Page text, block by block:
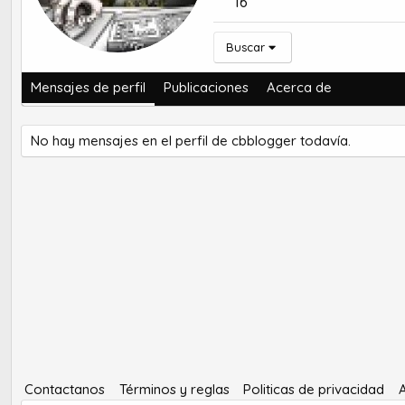
Buscar
Mensajes de perfil Publicaciones Acerca de
No hay mensajes en el perfil de cbblogger todavía.
Contactanos Términos y reglas Politicas de privacidad